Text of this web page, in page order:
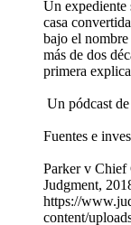
Un expediente
casa
bajo el
más de dos
primera
Un pódcast
Fuentes e
Parker v Chief
Judgment,
https://
content/